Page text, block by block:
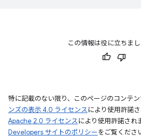
この情報は役に立ちま
特に記載のない限り、このページのコンテ
ンズの表示 4.0 ライセンスにより使用許諾
Apache 2.0 ライセンスにより使用許諾され
Developers サイトのポリシーをご覧くだ